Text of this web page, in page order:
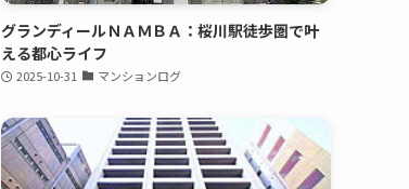
グランディールＮＡＭＢＡ：桜川駅徒歩圏で叶
える都心ライフ
2025-10-31 マンションログ